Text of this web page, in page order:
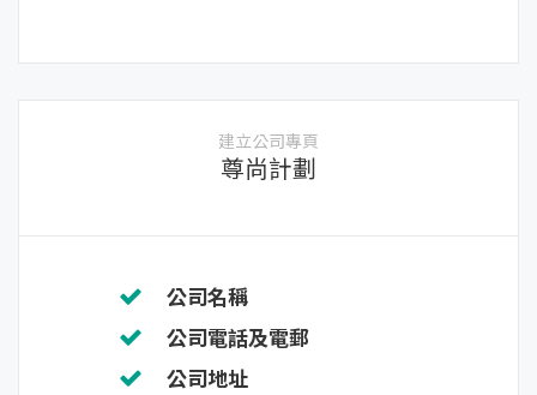
建立公司專頁
尊尚計劃
公司名稱
公司電話及電郵
公司地址